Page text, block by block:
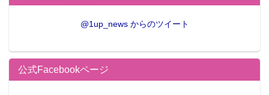
@1up_news からのツイート
公式Facebookページ